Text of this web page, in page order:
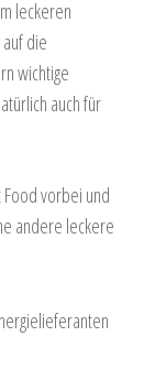
leckeren
die
wichtige
auch für
Food vorbei und
andere leckere